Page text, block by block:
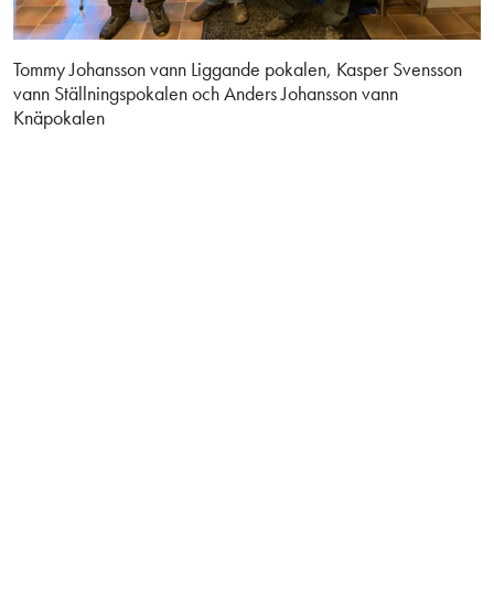
Tommy Johansson vann Liggande pokalen, Kasper Svensson
vann Ställningspokalen och Anders Johansson vann
Knäpokalen